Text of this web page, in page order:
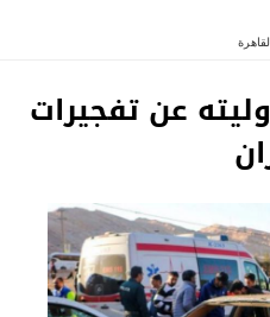
عن تفجيرات